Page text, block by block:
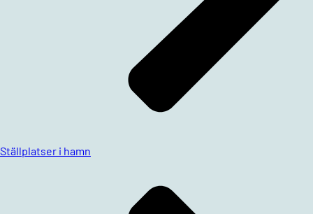
Ställplatser i hamn